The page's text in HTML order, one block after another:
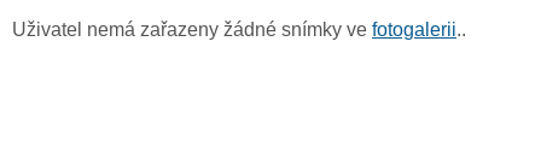
Uživatel nemá zařazeny žádné snímky ve fotogalerii..